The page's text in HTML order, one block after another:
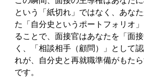
という「紙切れ」ではなく、あな
た「自分史というポートフォリオ
ることで、面接官はあなたを「面
く、「相談相手（顧問）」として
れが、自分史と再就職準備がもた
です。